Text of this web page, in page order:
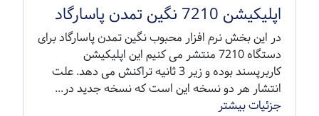
اپلیکیشن 7210 نگین تمدن پاسارگاد
در این بخش نرم افزار محبوب نگین تمدن پاسارگاد برای
دستگاه 7210 منتشر می کنیم این اپلیکیشن
کاربرپسند بوده و زیر 3 ثانیه تراکنش می دهد. علت
انتشار هر دو نسخه این است که نسخه جدید در...
جزئیات بیشتر